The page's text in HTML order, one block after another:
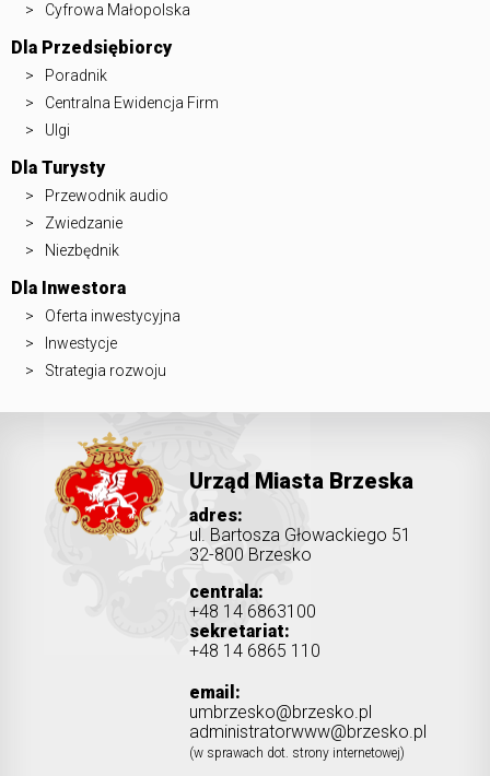
Cyfrowa Małopolska
Dla Przedsiębiorcy
Poradnik
Centralna Ewidencja Firm
Ulgi
Dla Turysty
Przewodnik audio
Zwiedzanie
Niezbędnik
Dla Inwestora
Oferta inwestycyjna
Inwestycje
Strategia rozwoju
Urząd Miasta Brzeska
adres:
ul. Bartosza Głowackiego 51
32-800 Brzesko
centrala:
+48 14 6863100
sekretariat:
+48 14 6865 110
email:
umbrzesko@brzesko.pl
administratorwww@brzesko.pl
(w sprawach dot. strony internetowej)